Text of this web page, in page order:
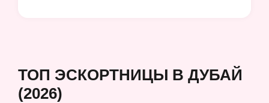
ТОП ЭСКОРТНИЦЫ В ДУБАЙ
(2026)